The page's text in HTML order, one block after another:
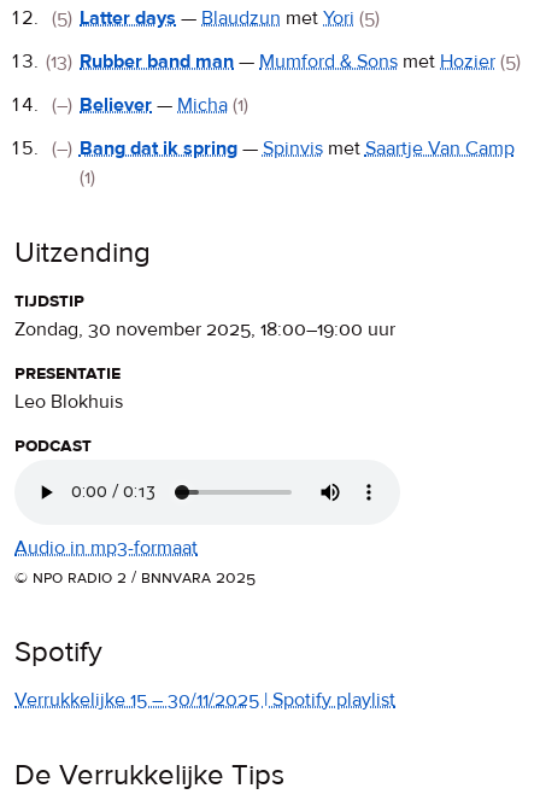
(5) Latter days — Blaudzun met Yori (5)
(13) Rubber band man — Mumford & Sons met Hozier (5)
(–) Believer — Micha (1)
(–) Bang dat ik spring— Spinvismet Saartje Van Camp
(1)
Uitzending
tijdstip
zondag, 30 november 2025, 18:00–19:00 uur
presentatie
Leo Blokhuis
podcast
Audio in mp3-formaat
© npo radio 2 / bnnvara 2025
Spotify
Verrukkelijke 15 – 30/11/2025 | Spotify playlist
De Verrukkelijke Tips